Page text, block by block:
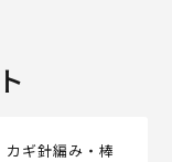
ギ針編み・棒